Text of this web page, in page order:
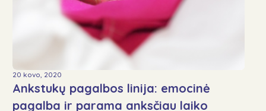
20 kovo, 2020
Ankstukų pagalbos linija: emocinė
pagalba ir parama anksčiau laiko